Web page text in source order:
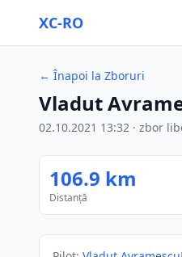
XC-RO
← Înapoi la Zboruri
Vladut
02.10.2021 13:32 · zbor
106.9 km
Distanță